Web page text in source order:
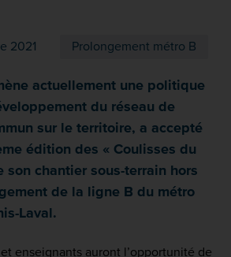
2021 Prolongement métro B
actuellement une politique
du réseau de
sur le territoire, a accepté
édition des « Coulisses du
son chantier sous-terrain hors
de la ligne B du métro
Laval.
enseignants auront l’opportunité de